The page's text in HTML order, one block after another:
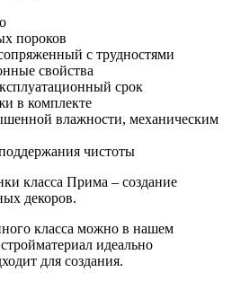
пороков
с трудностями
свойства
срок
в комплекте
влажности, механическим
чистоты
класса Прима – создание
декоров.
класса можно в нашем
идеально
для создания.